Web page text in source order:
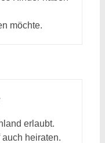
möchte.
erlaubt.
heiraten.